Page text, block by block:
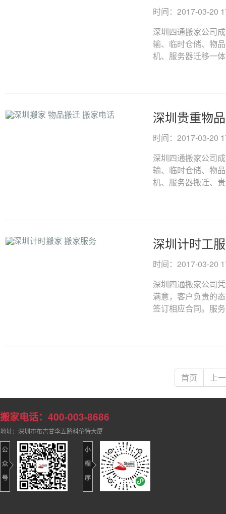
时间：2017-03-20
深圳四通搬家公司
输、临时仓储、物
机、服务器迁移一
深圳贵重物
时间：2017-03-20
深圳四通搬家公司
输、临时仓储、物
机、服务器搬迁、
深圳计时工
时间：2017-03-20
深圳四通搬家公司
满意，客户负责的
签订相应合同。服
首页 上
搬家电话：400-003-8686
地址：深圳市布吉甘李五路科伦特大厦